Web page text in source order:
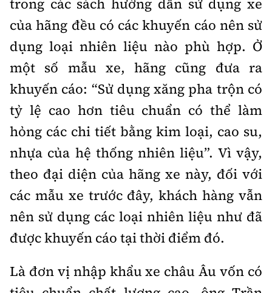
trong các sách hướng dẫn sử dụng xe
của hãng đều có các khuyến cáo nên sử
dụng loại nhiên liệu nào phù hợp. Ở
một số mẫu xe, hãng cũng đưa ra
khuyến cáo: “Sử dụng xăng pha trộn có
tỷ lệ cao hơn tiêu chuẩn có thể làm
hỏng các chi tiết bằng kim loại, cao su,
nhựa của hệ thống nhiên liệu”. Vì vậy,
theo đại diện của hãng xe này, đối với
các mẫu xe trước đây, khách hàng vẫn
nên sử dụng các loại nhiên liệu như đã
được khuyến cáo tại thời điểm đó.
Là đơn vị nhập khẩu xe châu Âu vốn có